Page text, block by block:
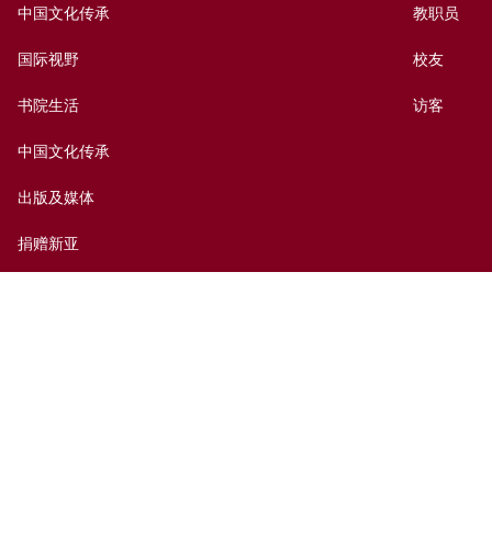
中国文化传承
国际视野
书院生活
中国文化传承
出版及媒体
捐赠新亚
教职员
校友
访客